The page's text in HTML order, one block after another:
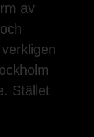
av
Stället